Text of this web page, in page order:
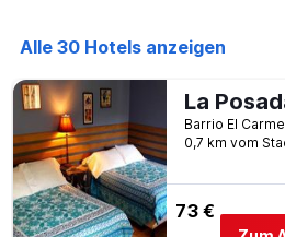
hat
Y-
Achse,
die
den
durchschnittlichen
Zimmerpreis
anzeigt.
Alle 30 Hotels anzeigen
0,7 km vom
73 €